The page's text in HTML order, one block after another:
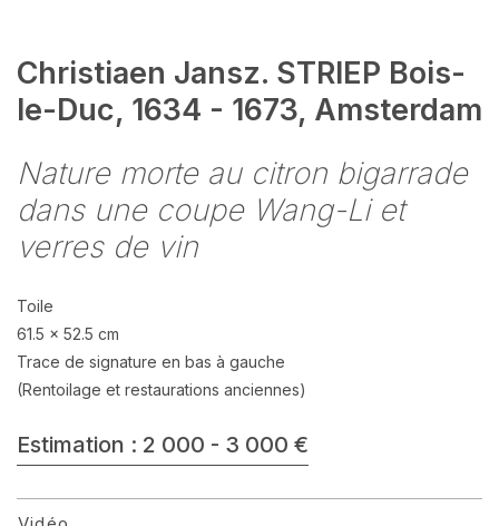
Christiaen Jansz. STRIEP Bois-
le-Duc, 1634 - 1673, Amsterdam
Nature morte au citron bigarrade
dans une coupe Wang-Li et
verres de vin
Toile
61.5 x 52.5 cm
Trace de signature en bas à gauche
(Rentoilage et restaurations anciennes)
Estimation : 2 000 - 3 000 €